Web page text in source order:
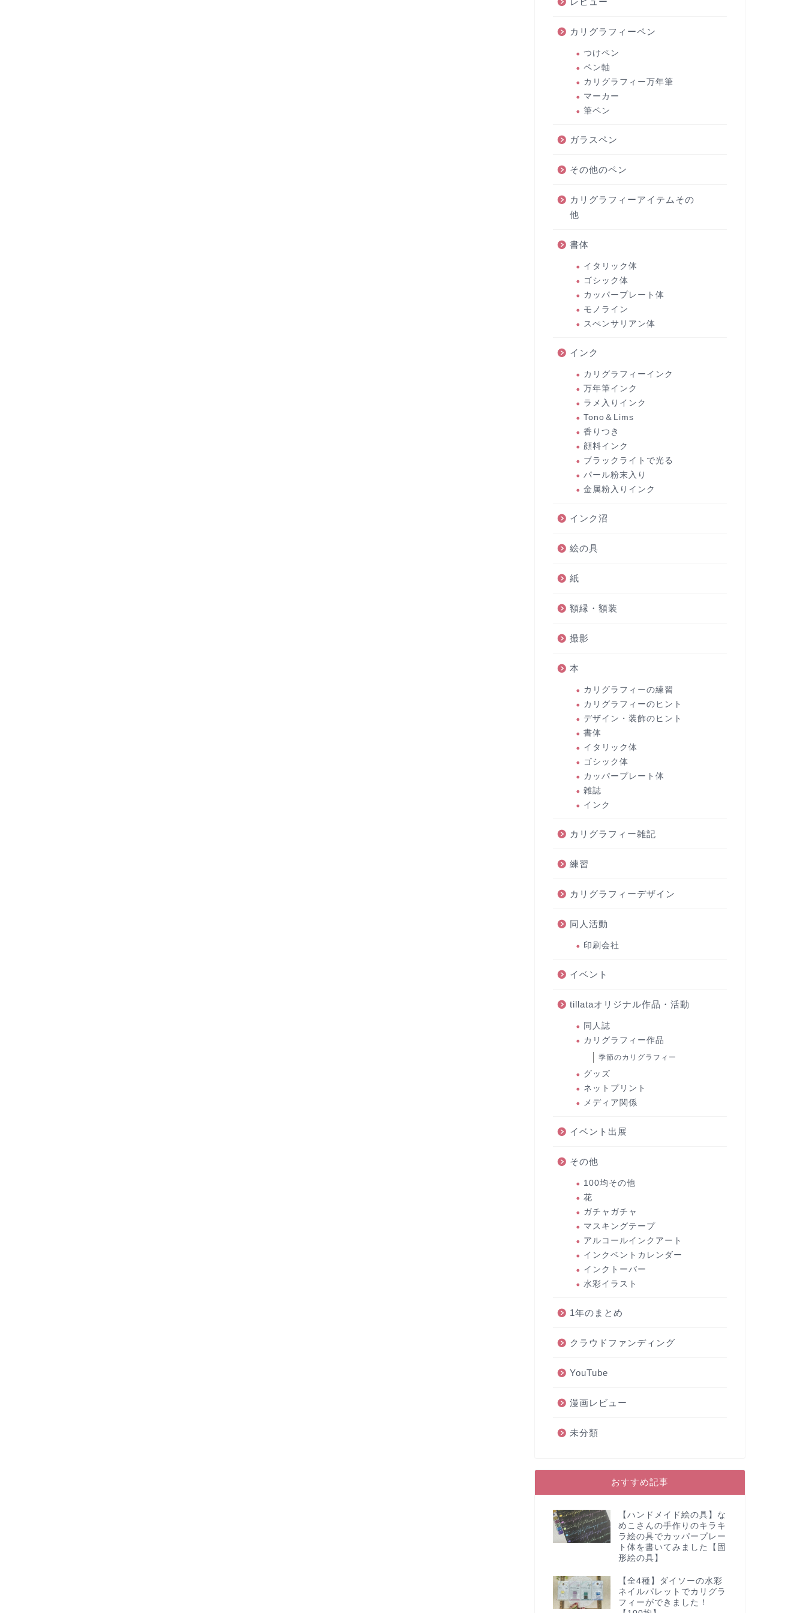
カリグラフィーペン
つけペン
ペン軸
カリグラフィー万年筆
マーカー
筆ペン
ガラスペン
その他のペン
カリグラフィーアイテムその
他
書体
イタリック体
ゴシック体
カッパープレート体
モノライン
スぺンサリアン体
インク
カリグラフィーインク
万年筆インク
ラメ入りインク
Tono＆Lims
香りつき
顔料インク
ブラックライトで光る
パール粉末入り
金属粉入りインク
インク沼
絵の具
紙
額縁・額装
撮影
本
カリグラフィーの練習
カリグラフィーのヒント
デザイン・装飾のヒント
書体
イタリック体
ゴシック体
カッパープレート体
雑誌
インク
カリグラフィー雑記
練習
カリグラフィーデザイン
同人活動
印刷会社
イベント
tillataオリジナル作品・活動
同人誌
カリグラフィー作品
季節のカリグラフィー
グッズ
ネットプリント
メディア関係
イベント出展
その他
100均その他
花
ガチャガチャ
マスキングテープ
アルコールインクアート
インクベントカレンダー
インクトーバー
水彩イラスト
1年のまとめ
クラウドファンディング
YouTube
漫画レビュー
未分類
おすすめ記事
【ハンドメイド絵の具】な
めこさんの手作りのキラキ
ラ絵の具でカッパープレー
ト体を書いてみました【固
形絵の具】
【全4種】ダイソーの水彩
ネイルパレットでカリグラ
フィーができました！